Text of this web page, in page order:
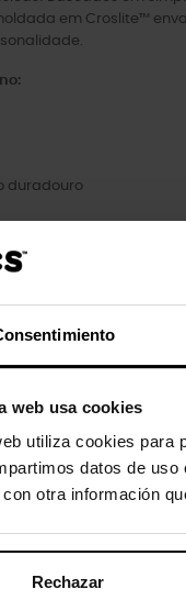
web usa cookies
utiliza cookies para
datos de
otra información
Rechazar
em Croslite™
duradouro
de 36 graus.
produto
-20%